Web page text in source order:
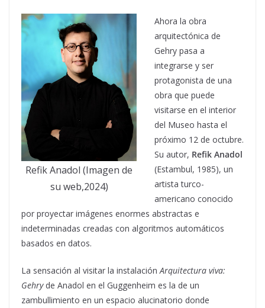
Refik Anadol (Imagen de
su web,2024)
Ahora la obra
arquitectónica de
Gehry pasa a
integrarse y ser
protagonista de una
obra que puede
visitarse en el interior
del Museo hasta el
próximo 12 de octubre.
Su autor, Refik Anadol
(Estambul, 1985), un
artista turco-
americano conocido
por proyectar imágenes enormes abstractas e
indeterminadas creadas con algoritmos automáticos
basados en datos.
La sensación al visitar la instalación Arquitectura viva:
Gehryde Anadol en el Guggenheim es la de un
zambullimiento en un espacio alucinatorio donde